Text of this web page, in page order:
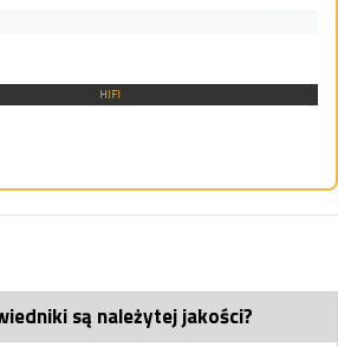
są należytej jakości?